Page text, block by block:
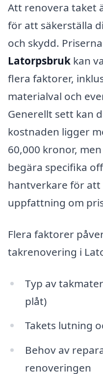
Att renovera taket
för att säkerställa
och skydd.
Latorpsbruk kan
flera faktorer,
materialval och
Generellt sett kan
kostnaden ligger
60,000 kronor,
begära specifika
hantverkare för att
uppfattning om
Flera faktorer
takrenovering i
Typ av
plåt)
Takets lutning
Behov av
renoveringen